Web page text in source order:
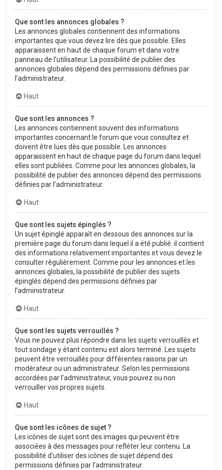
Que sont les annonces globales ?
Les annonces globales contiennent des informations
importantes que vous devez lire dès que possible. Elles
apparaissent en haut de chaque forum et dans votre
panneau de l’utilisateur. La possibilité de publier des
annonces globales dépend des permissions définies par
l’administrateur.
Haut
Que sont les annonces ?
Les annonces contiennent souvent des informations
importantes concernant le forum que vous consultez et
doivent être lues dès que possible. Les annonces
apparaissent en haut de chaque page du forum dans lequel
elles sont publiées. Comme pour les annonces globales, la
possibilité de publier des annonces dépend des permissions
définies par l’administrateur.
Haut
Que sont les sujets épinglés ?
Un sujet épinglé apparaît en dessous des annonces sur la
première page du forum dans lequel il a été publié. il contient
des informations relativement importantes et vous devez le
consulter régulièrement. Comme pour les annonces et les
annonces globales, la possibilité de publier des sujets
épinglés dépend des permissions définies par
l’administrateur.
Haut
Que sont les sujets verrouillés ?
Vous ne pouvez plus répondre dans les sujets verrouillés et
tout sondage y étant contenu est alors terminé. Les sujets
peuvent être verrouillés pour différentes raisons par un
modérateur ou un administrateur. Selon les permissions
accordées par l’administrateur, vous pouvez ou non
verrouiller vos propres sujets.
Haut
Que sont les icônes de sujet ?
Les icônes de sujet sont des images qui peuvent être
associées à des messages pour refléter leur contenu. La
possibilité d’utiliser des icônes de sujet dépend des
permissions définies par l’administrateur.